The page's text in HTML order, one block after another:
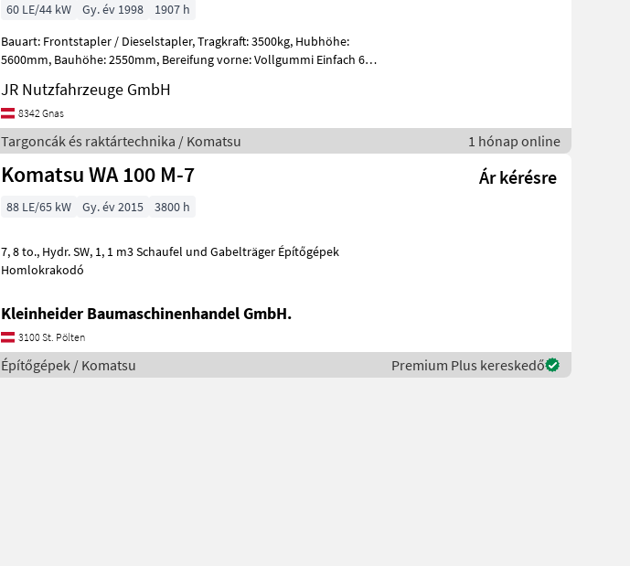
60 LE/44 kW Gy. év 1998
1907 h
Bauart: Frontstapler / Dieselstapler, Tragkraft: 3500kg, Hubhöhe:
5600mm, Bauhöhe: 2550mm, Bereifung vorne: Vollgummi Einfach 60 -
JR Nutzfahrzeuge GmbH
8342 Gnas
Targoncák és raktártechnika / Komatsu 1 hónap online
Komatsu WA 100 M-7 Ár kérésre
88 LE/65 kW Gy. év 2015 3800 h
7, 8 to., Hydr. SW, 1, 1 m3 Schaufel und Gabelträger Építőgépek
Homlokrakodó
Kleinheider Baumaschinenhandel GmbH.
3100 St. Pölten
Építőgépek / Komatsu Premium Plus kereskedő